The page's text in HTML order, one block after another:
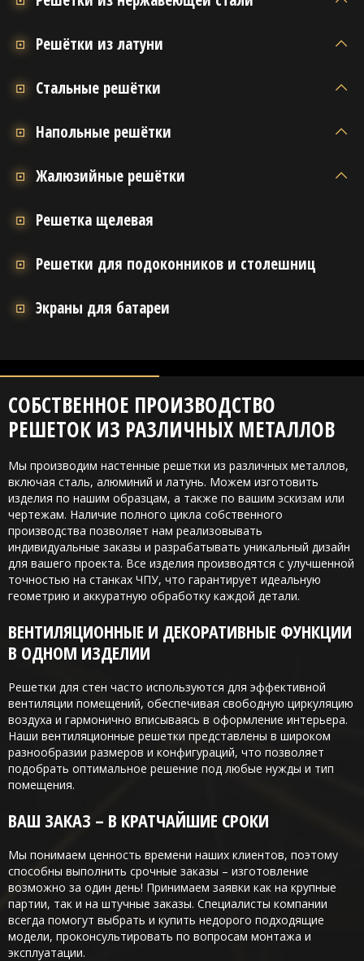
Конструкция- Жалюзи
Решётки из латуни
Стальные решётки
Напольные решётки
Жалюзийные решётки
Решетка щелевая
Решетки для подоконников и столешниц
Экраны для батареи
СОБСТВЕННОЕ ПРОИЗВОДСТВО
РЕШЕТОК ИЗ РАЗЛИЧНЫХ МЕТАЛЛОВ
Мы производим настенные решетки из различных металлов,
включая сталь, алюминий и латунь. Можем изготовить
изделия по нашим образцам, а также по вашим эскизам или
чертежам. Наличие полного цикла собственного
производства позволяет нам реализовывать
индивидуальные заказы и разрабатывать уникальный дизайн
для вашего проекта. Все изделия производятся с улучшенной
точностью на станках ЧПУ, что гарантирует идеальную
геометрию и аккуратную обработку каждой детали.
ВЕНТИЛЯЦИОННЫЕ И ДЕКОРАТИВНЫЕ ФУНКЦИИ
В ОДНОМ ИЗДЕЛИИ
Решетки для стен часто используются для эффективной
вентиляции помещений, обеспечивая свободную циркуляцию
воздуха и гармонично вписываясь в оформление интерьера.
Наши вентиляционные решетки представлены в широком
разнообразии размеров и конфигураций, что позволяет
подобрать оптимальное решение под любые нужды и тип
помещения.
ВАШ ЗАКАЗ – В КРАТЧАЙШИЕ СРОКИ
Мы понимаем ценность времени наших клиентов, поэтому
способны выполнить срочные заказы – изготовление
возможно за один день! Принимаем заявки как на крупные
партии, так и на штучные заказы. Специалисты компании
всегда помогут выбрать и купить недорого подходящие
модели, проконсультировать по вопросам монтажа и
эксплуатации.